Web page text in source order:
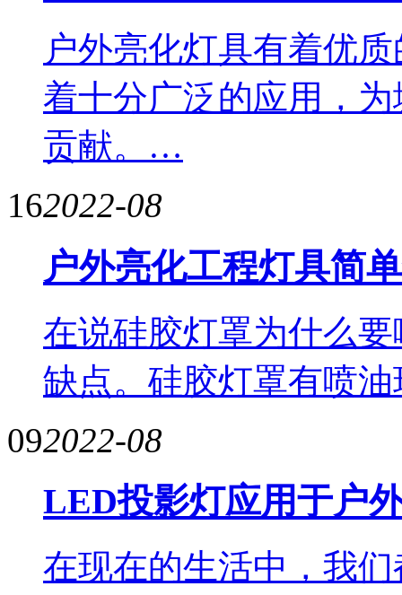
户外亮化灯具有着优
着十分广泛的应用，
贡献。…
162022-08
户外亮化工程灯具简
在说硅胶灯罩为什么
缺点。硅胶灯罩有喷
092022-08
LED投影灯应用于户
在现在的生活中，我